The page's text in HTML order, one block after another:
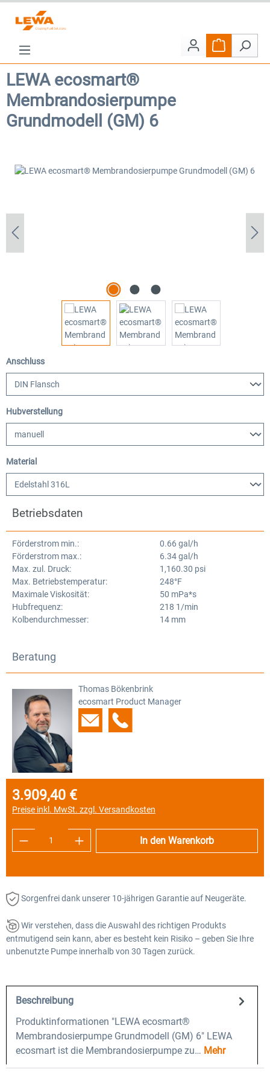
Zum Hauptinhalt springen
Warenkorb
LEWA ecosmart®
Membrandosierpumpe
Grundmodell (GM) 6
Bildergalerie überspringen
Anschlussauswählen
Hubverstellungauswählen
Materialauswählen
Betriebsdaten
Förderstrom min.:
Förderstrom max.:
Max. zul. Druck:
Max. Betriebstemperatur:
Maximale Viskosität:
Hubfrequenz:
Kolbendurchmesser:
0.66 gal/h
6.34 gal/h
1,160.30 psi
248°F
50 mPa*s
218 1/min
14 mm
Beratung
Thomas Bökenbrink
ecosmart Product Manager
Regulärer Preis:
3.909,40 €
Preise inkl. MwSt. zzgl. Versandkosten
Produkt Anzahl: Gib den gewünschten
In den Warenkorb
Sorgenfrei dank unserer 10-jährigen Garantie auf Neugeräte.
Wir verstehen, dass die Auswahl des richtigen Produkts
entmutigend sein kann, aber es besteht kein Risiko – geben Sie Ihre
unbenutzte Pumpe innerhalb von 30 Tagen zurück.
Beschreibung
Produktinformationen "LEWA ecosmart®
Membrandosierpumpe Grundmodell (GM) 6" LEWA
ecosmart ist die Membrandosierpumpe zu… Mehr